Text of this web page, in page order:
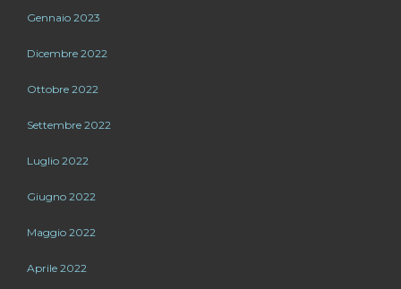
Gennaio 2023
Dicembre 2022
Ottobre 2022
Settembre 2022
Luglio 2022
Giugno 2022
Maggio 2022
Aprile 2022